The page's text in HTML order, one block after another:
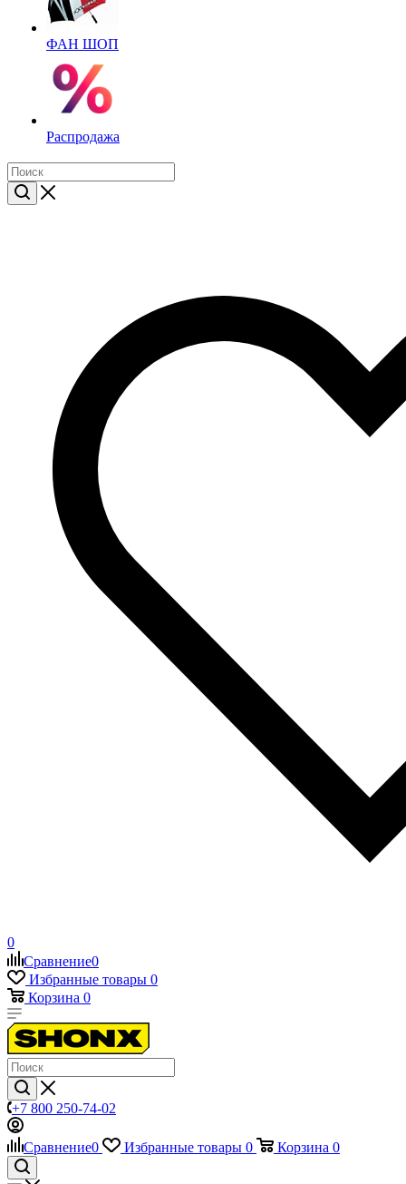
ФАН ШОП
Распродажа
0
Сравнение0
Избранные товары 0
Корзина 0
+7 800 250-74-02
Сравнение0 Избранные товары 0 Корзина 0